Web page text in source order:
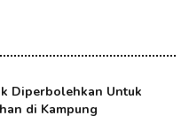
Diperbolehkan Untuk
di Kampung